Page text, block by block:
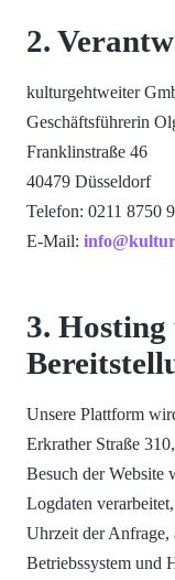
2.
kulturgehtweiter
Geschäftsführerin
Franklinstraße 46
40479 Düsseldorf
Telefon: 0211 8750
E-Mail:
3. Hosting
Unsere Plattform
Erkrather Straße
Besuch der Website
Logdaten
Uhrzeit der
Betriebssystem und